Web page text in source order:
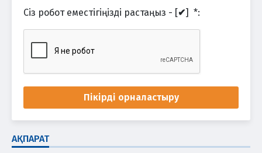
Сіз робот еместігіңізді растаңыз - [✔] *:
Пікірді орналастыру
АҚПАРАТ